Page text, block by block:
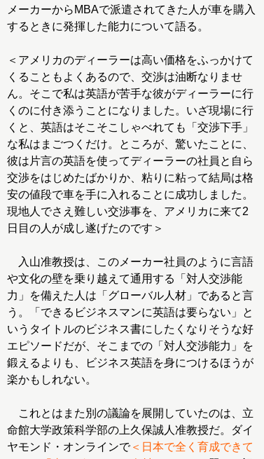
メーカーからMBAで派遣されてきた人が車を購入
するときに発揮した能力について語る。
＜アメリカのディーラーは高い価格をふっかけて
くることもよくあるので、交渉は油断なりませ
ん。そこで私は英語が苦手な彼がディーラーに行
くのに付き添うことになりました。いざ現場に行
くと、英語はそこそこしゃべれても「交渉下手」
な私はまごつくだけ。ところが、驚いたことに、
彼は片言の英語を使ってディーラーの社員と自ら
交渉をはじめたばかりか、粘りに粘って結局は格
安の値段で車を手に入れることに成功しました。
現地人でさえ難しい交渉事を、アメリカに来て2
日目の人が成し遂げたのです＞
入山准教授は、このメーカー社員のように言語
や文化の壁を乗り越えて通用する「対人交渉能
力」を備えた人は「グローバル人材」であると言
う。「できるビジネスマンに英語は要らない」と
いうタイトルのビジネス書にしたくなりそうな好
エピソードだが、そこまでの「対人交渉能力」を
鍛えるよりも、ビジネス英語を身につけるほうが
楽かもしれない。
これとはまた別の議論を展開していたのは、立
命館大学政策科学部の上久保誠人准教授だ。ダイ
ヤモンド・オンラインで＜日本で全く育成できて